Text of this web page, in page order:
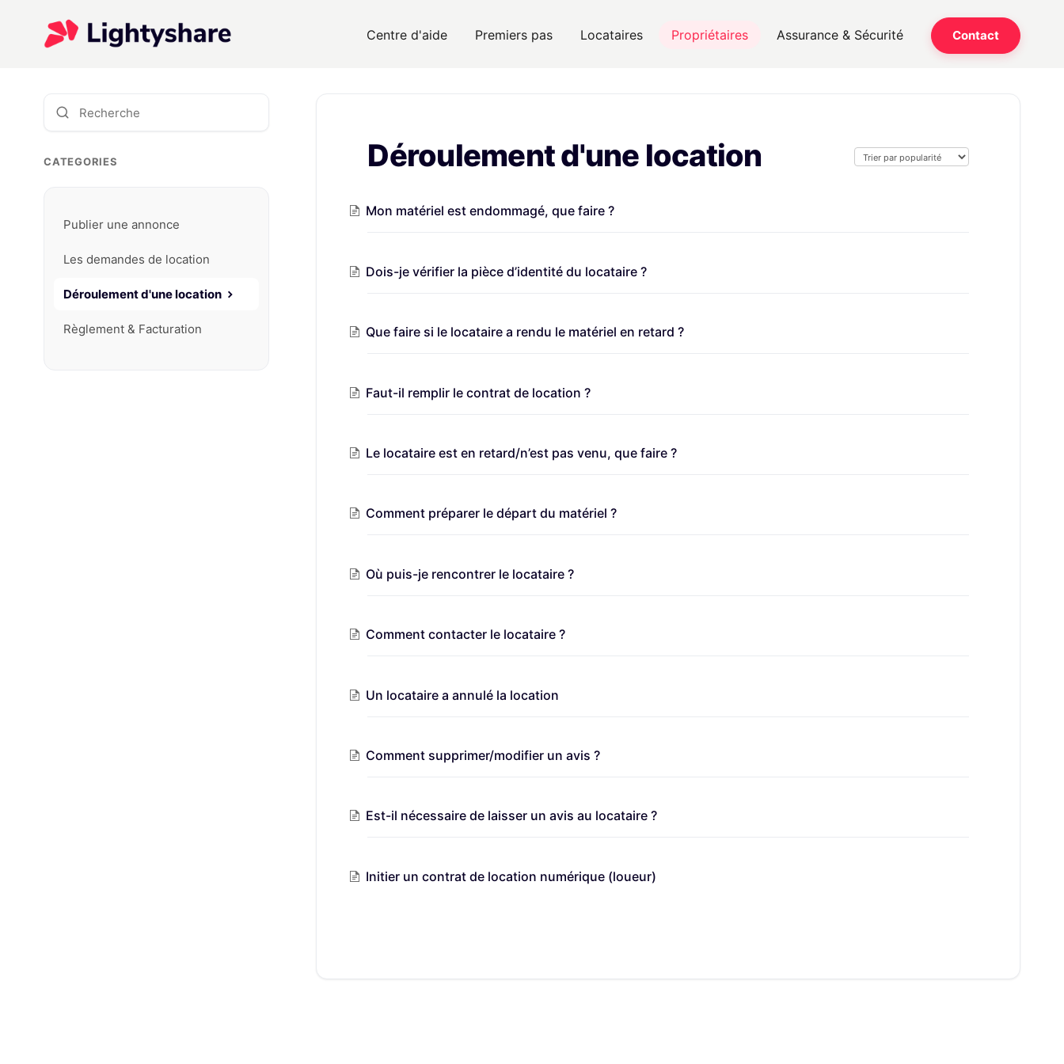
Centre d'aide Premiers pas Locataires Propriétaires Assurance & Sécurité Contact
Déroulement d'une location
Mon matériel est endommagé, que faire ?
Dois-je vérifier la pièce d’identité du locataire ?
Que faire si le locataire a rendu le matériel en retard ?
Faut-il remplir le contrat de location ?
Le locataire est en retard/n’est pas venu, que faire ?
Comment préparer le départ du matériel ?
Où puis-je rencontrer le locataire ?
Comment contacter le locataire ?
Un locataire a annulé la location
Comment supprimer/modifier un avis ?
Est-il nécessaire de laisser un avis au locataire ?
Initier un contrat de location numérique (loueur)
CATEGORIES
Publier une annonce
Les demandes de location
Déroulement d'une location
Règlement & Facturation